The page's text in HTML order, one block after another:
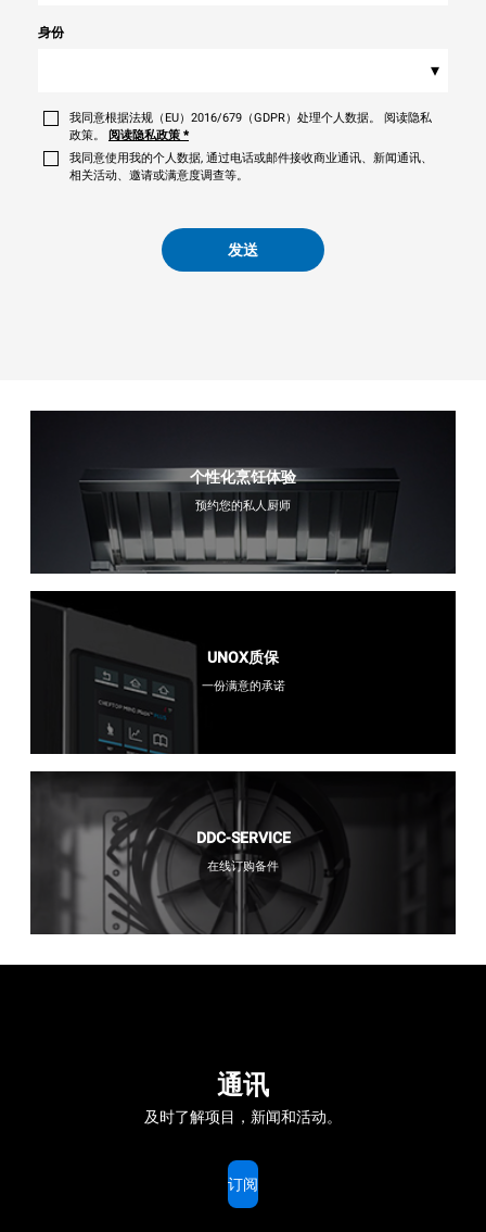
身份
▾
我同意根据法规（EU）2016/679（GDPR）处理个人数据。 阅读隐私
政策。
阅读隐私政策 *
我同意使用我的个人数据, 通过电话或邮件接收商业通讯、新闻通讯、
相关活动、邀请或满意度调查等。
发送
个性化烹饪体验
预约您的私人厨师
UNOX质保
一份满意的承诺
DDC-SERVICE
在线订购备件
通讯
及时了解项目，新闻和活动。
订阅